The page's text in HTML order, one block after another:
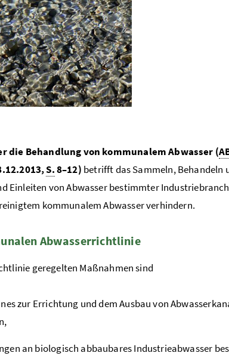
die Behandlung von kommunalem Abwasser (
S.8–12) betrifft das Sammeln, Behandeln
Einleiten von Abwasser bestimmter
kommunalem Abwasser verhindern.
Abwasserrichtlinie
geregelten Maßnahmen sind
zur Errichtung und dem Ausbau von
an biologisch abbaubares Industrieabwasser